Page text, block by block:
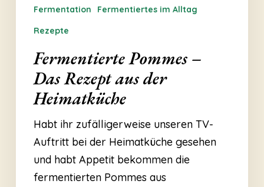
Fermentation
Fermentiertes im Alltag
Rezepte
Fermentierte Pommes –
Das Rezept aus der
Heimatküche
Habt ihr zufälligerweise unseren TV-
Auftritt bei der Heimatküche gesehen
und habt Appetit bekommen die
fermentierten Pommes aus